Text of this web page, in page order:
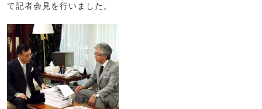
て記者会見を行いました。